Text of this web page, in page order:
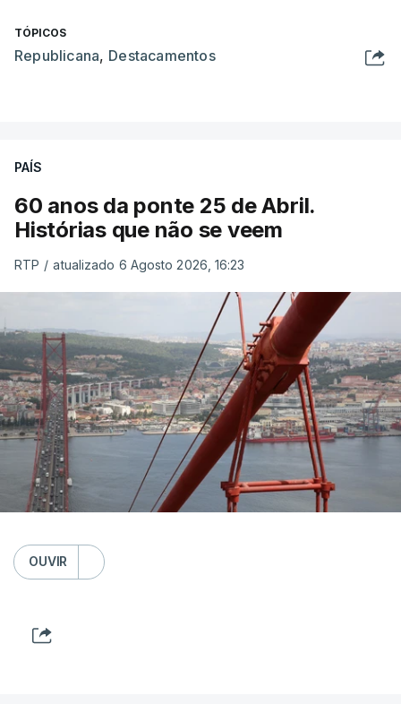
TÓPICOS
Republicana, Destacamentos
PAÍS
60 anos da ponte 25 de Abril.
Histórias que não se veem
RTP / atualizado 6 Agosto 2026, 16:23
OUVIR